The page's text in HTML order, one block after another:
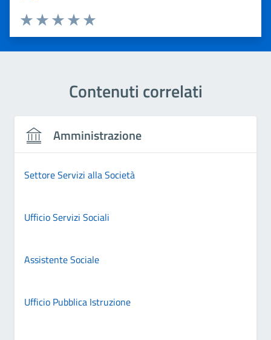
Valuta 5 stelle su 5
Valuta 4 stelle su 5
Valuta 3 stelle su 5
Valuta 2 stelle su 5
Valuta 1 stelle su 5
Contenuti correlati
Amministrazione
Settore Servizi alla Società
Ufficio Servizi Sociali
Assistente Sociale
Ufficio Pubblica Istruzione